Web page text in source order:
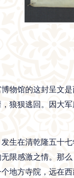
物馆的这封呈文
狼狈逃回。因大
生在清乾隆五十
限感激之情。那
地方寺院，远在